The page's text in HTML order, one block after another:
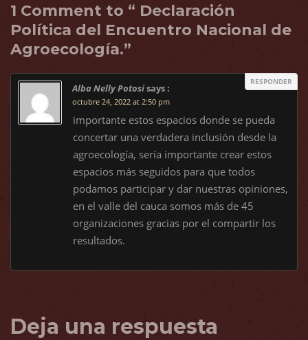
1 Comment to “ Declaración
Política del Encuentro Nacional de
Agroecología.”
Alba Nelly Potosisays :
RESPONDER
octubre 24, 2022 at 2:50 pm
importante estos espacios donde se pueda
concertar una verdadera inclusión desde la
agroecología, sería importante crear estos
espacios más seguidos para que todos
podamos participar y dar nuestras opiniones,
en el valle del cauca somos más de 45
organizaciones gracias por el compartir los
resultados.
Deja una respuesta